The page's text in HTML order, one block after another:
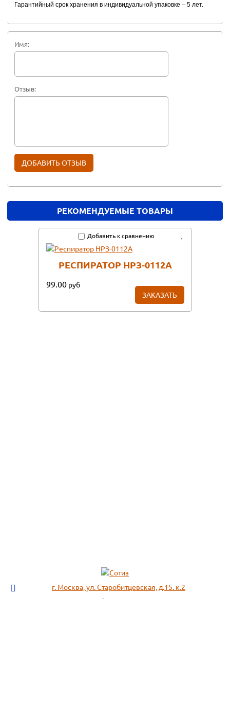
Гарантийный срок хранения в индивидуальной упаковке – 5 лет.
Имя:
Отзыв:
РЕКОМЕНДУЕМЫЕ ТОВАРЫ
Добавить к сравнению
РЕСПИРАТОР НРЗ-0112А
99.00 руб
ЗАКАЗАТЬ
г. Москва, ул. Старобитцевская, д.15. к.2
info@sotizz.ru